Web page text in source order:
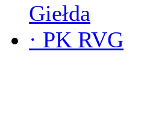
Giełda
· PK RVG